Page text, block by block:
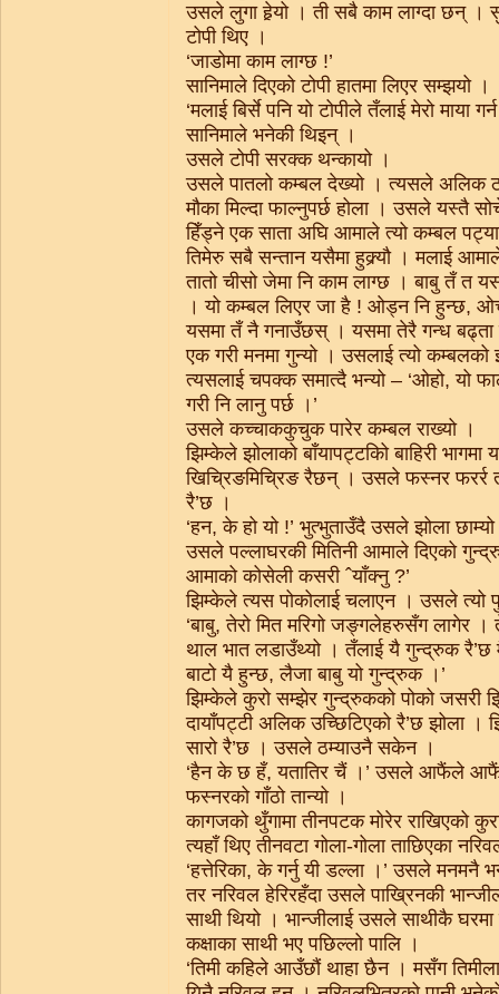
उसले लुगा हेर्‍यो । ती सबै काम लाग्दा छन्
टोपी थिए ।
‘जाडोमा काम लाग्छ !’
सानिमाले दिएको टोपी हातमा लिएर सम्झयो ।
‘मलाई बिर्से पनि यो टोपीले तँलाई मेरो माया
सानिमाले भनेकी थिइन् ।
उसले टोपी सरक्क थन्कायो ।
उसले पातलो कम्बल देख्यो । त्यसले अलिक
मौका मिल्दा फाल्नुपर्छ होला । उसले यस्तै
हिँड्ने एक साता अघि आमाले त्यो कम्बल
तिमेरु सबै सन्तान यसैमा हुक्र्यौ । मलाई
तातो चीसो जेमा नि काम लाग्छ । बाबु तँ त
। यो कम्बल लिएर जा है ! ओड्न नि हुन्छ,
यसमा तँ नै गनाउँछस् । यसमा तेरै गन्ध
एक गरी मनमा गुन्यो । उसलाई त्यो कम्बलको
त्यसलाई चपक्क समात्दै भन्यो – ‘ओहो, यो
गरी नि लानु पर्छ ।’
उसले कच्चाककुचुक पारेर कम्बल राख्यो ।
झिम्केले झोलाको बाँयापट्टकिो बाहिरी भागमा
खिचि्रङमिचि्रङ रैछन् । उसले फस्नर फरर्र
रै’छ ।
‘हन, के हो यो !’ भुत्भुताउँदै उसले झोला
उसले पल्लाघरकी मितिनी आमाले दिएको
आमाको कोसेली कसरी ˆयाँक्नु ?’
झिम्केले त्यस पोकोलाई चलाएन । उसले त्यो
‘बाबु, तेरो मित मरिगो जङ्गलेहरुसँग लागेर
थाल भात लडाउँथ्यो । तँलाई यै गुन्द्रुक रै’छ
बाटो यै हुन्छ, लैजा बाबु यो गुन्द्रुक ।’
झिम्केले कुरो सम्झेर गुन्द्रुकको पोको जसरी
दायाँपट्टी अलिक उच्छिटिएको रै’छ झोला ।
सारो रै’छ । उसले ठम्याउनै सकेन ।
‘हैन के छ हँ, यतातिर चैं ।’ उसले आफैंले
फस्नरको गाँठो तान्यो ।
कागजको थुँगामा तीनपटक मोरेर राखिएको
त्यहाँ थिए तीनवटा गोला-गोला ताछिएका
‘हत्तेरिका, के गर्नु यी डल्ला ।’ उसले मनमनै
तर नरिवल हेरिरहँदा उसले पाखि्रनकी
साथी थियो । भान्जीलाई उसले साथीकै
कक्षाका साथी भए पछिल्लो पालि ।
‘तिमी कहिले आउँछौं थाहा छैन । मसँग